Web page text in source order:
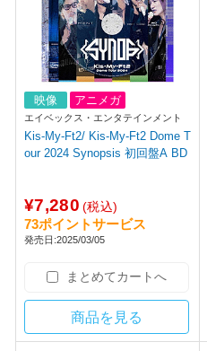
映像 アニメガ
エイベックス・エンタテインメント
Kis-My-Ft2/ Kis-My-Ft2 Dome T
our 2024 Synopsis 初回盤A BD
¥7,280 (税込)
73ポイントサービス
発売日:2025/03/05
まとめてカートへ
商品を見る